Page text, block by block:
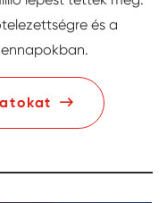
és a